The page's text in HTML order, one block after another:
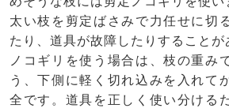
太い枝を剪定ばさみで力任せに切
たり、道具が故障したりすることが
ノコギリを使う場合は、枝の重み
う、下側に軽く切れ込みを入れて
全です。道具を正しく使い分ける